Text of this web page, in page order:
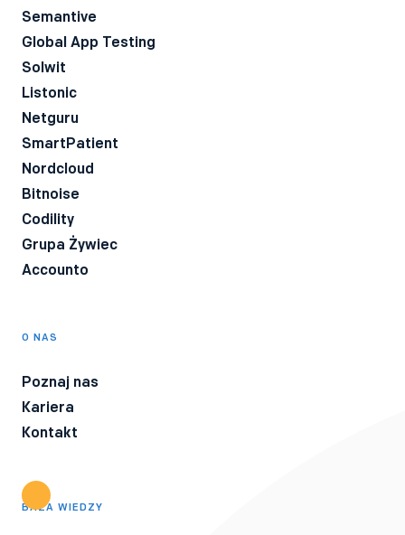
Semantive
Global App Testing
Solwit
Listonic
Netguru
SmartPatient
Nordcloud
Bitnoise
Codility
Grupa Żywiec
Accounto
O NAS
Poznaj nas
Kariera
Kontakt
BAZA WIEDZY